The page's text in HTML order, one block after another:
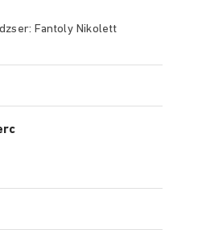
Fantoly Nikolett